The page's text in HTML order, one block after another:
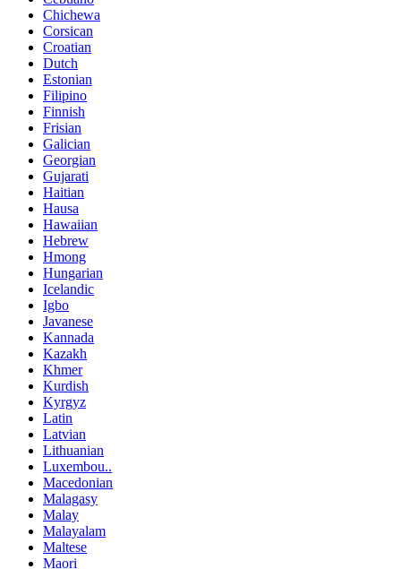
Chichewa
Corsican
Croatian
Dutch
Estonian
Filipino
Finnish
Frisian
Galician
Georgian
Gujarati
Haitian
Hausa
Hawaiian
Hebrew
Hmong
Hungarian
Icelandic
Igbo
Javanese
Kannada
Kazakh
Khmer
Kurdish
Kyrgyz
Latin
Latvian
Lithuanian
Luxembou..
Macedonian
Malagasy
Malay
Malayalam
Maltese
Maori